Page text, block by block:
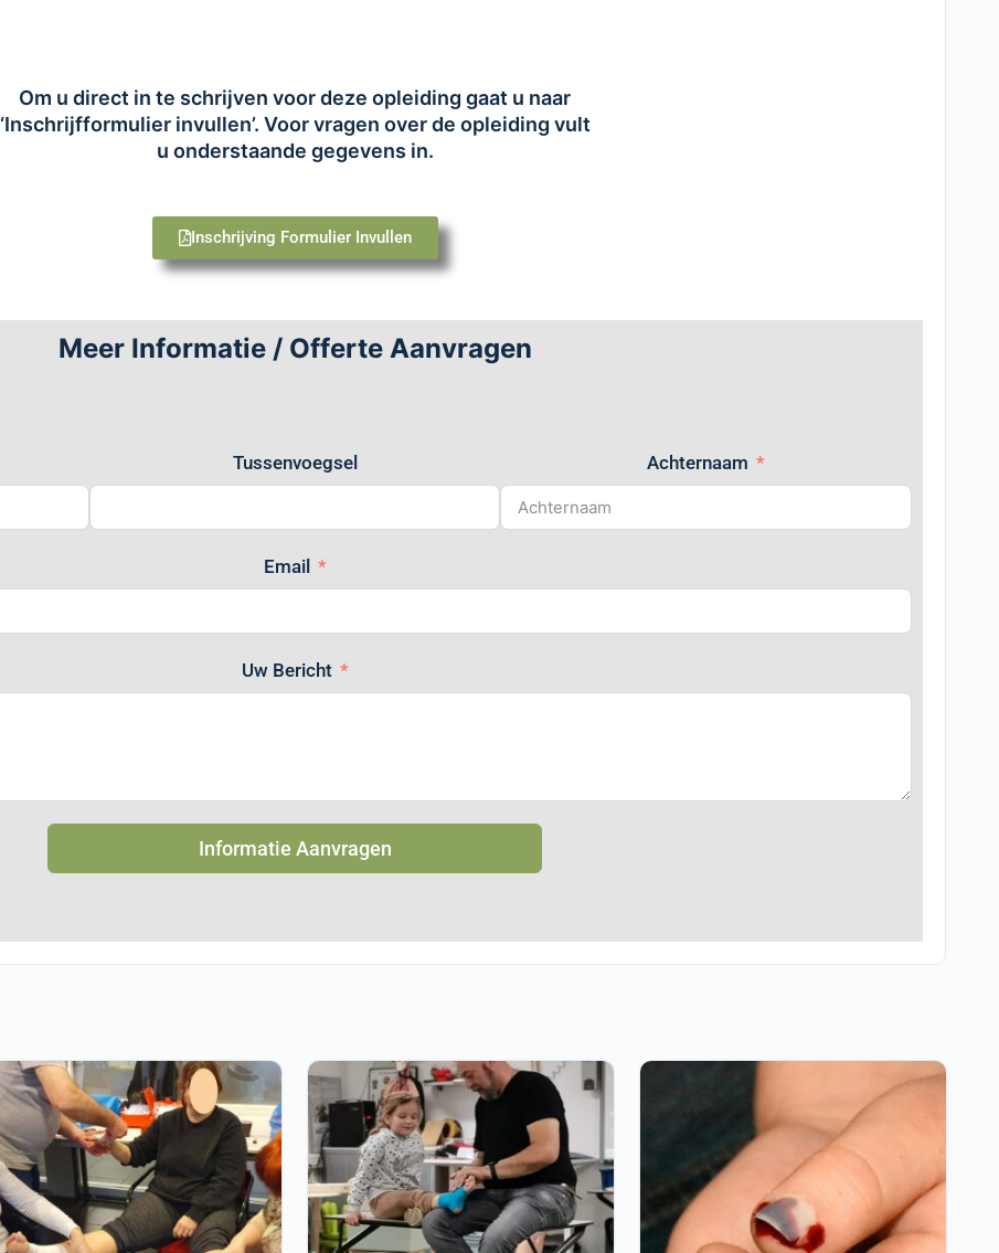
Om u direct in te schrijven voor deze opleiding gaat u naar
‘Inschrijfformulier invullen’. Voor vragen over de opleiding vult
u onderstaande gegevens in.
Inschrijving Formulier Invullen
Meer Informatie / Offerte Aanvragen
Tussenvoegsel Achternaam
Email
Uw Bericht
Informatie Aanvragen